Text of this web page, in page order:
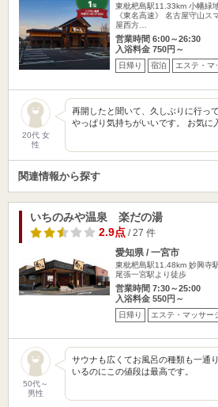
東枇杷島駅11.33km 小幡緑
《東名高速》 名古屋守山
屋西方…
営業時間 6:00～26:30
入浴料金 750円～
日帰り 宿泊 エステ・マ
20代 女
性
再開したと聞いて、久しぶりに行っ
やっぱり気持ちがいいです。 お気に
関連情報から探す
いちのみや温泉 楽だの湯
2.9点/ 27 件
愛知県 / 一宮市
東枇杷島駅11.48km 妙興寺
尾張一宮駅より徒歩
営業時間 7:30～25:00
入浴料金 550円～
日帰り エステ・マッサー
50代～
男性
サウナも広くてお風呂の種類も一通
いるのにこの値段は最高です。